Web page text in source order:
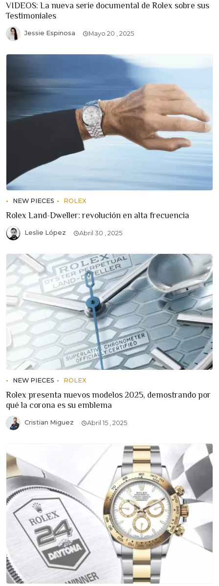
VIDEOS: La nueva serie documental de Rolex sobre sus
Testimoniales
Jessie Espinosa Mayo 20 , 2025
NEW PIECES ROLEX
Rolex Land-Dweller: revolución en alta frecuencia
Leslie López Abril 30 , 2025
NEW PIECES ROLEX
Rolex presenta nuevos modelos 2025, demostrando por
qué la corona es su emblema
Cristian Miguez Abril 15 , 2025